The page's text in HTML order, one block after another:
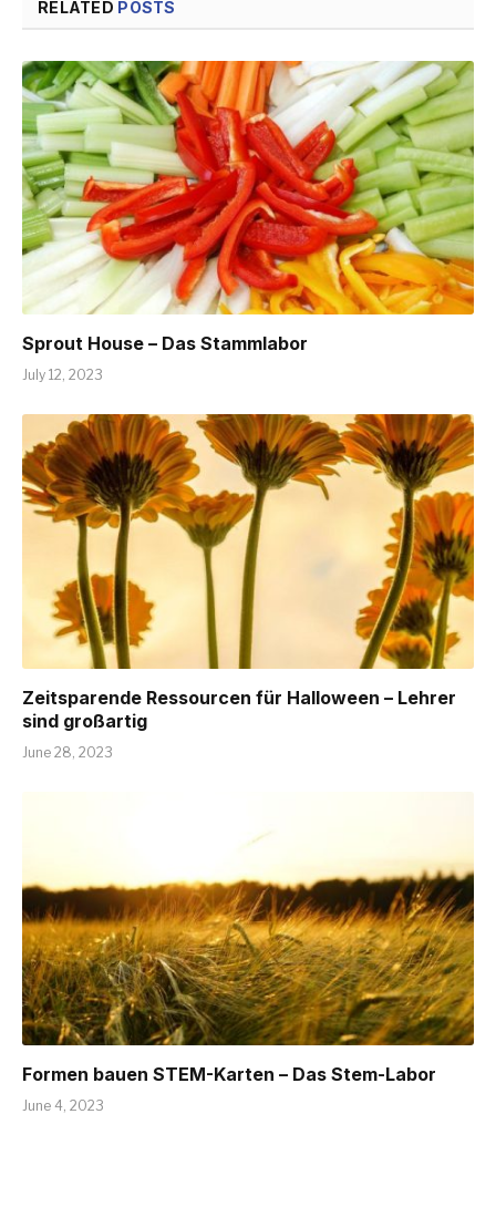
RELATED POSTS
Sprout House – Das Stammlabor
July 12, 2023
Zeitsparende Ressourcen für Halloween – Lehrer
sind großartig
June 28, 2023
Formen bauen STEM-Karten – Das Stem-Labor
June 4, 2023